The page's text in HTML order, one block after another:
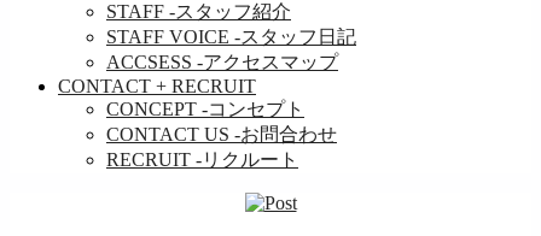
STAFF -スタッフ紹介
STAFF VOICE -スタッフ日記
ACCSESS -アクセスマップ
CONTACT + RECRUIT
CONCEPT -コンセプト
CONTACT US -お問合わせ
RECRUIT -リクルート